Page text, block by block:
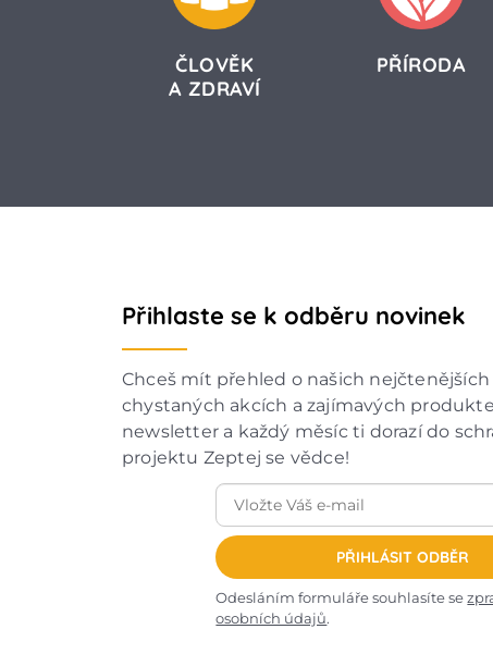
ČLOVĚK
A ZDRAVÍ
PŘÍRODA
Přihlaste se k odběru novinek
Chceš mít přehled o našich
chystaných akcích a zajímavých
newsletter a každý měsíc ti dorazí do
projektu Zeptej se vědce!
PŘIHLÁSIT ODBĚR
Odesláním formuláře souhlasíte se
osobních údajů.